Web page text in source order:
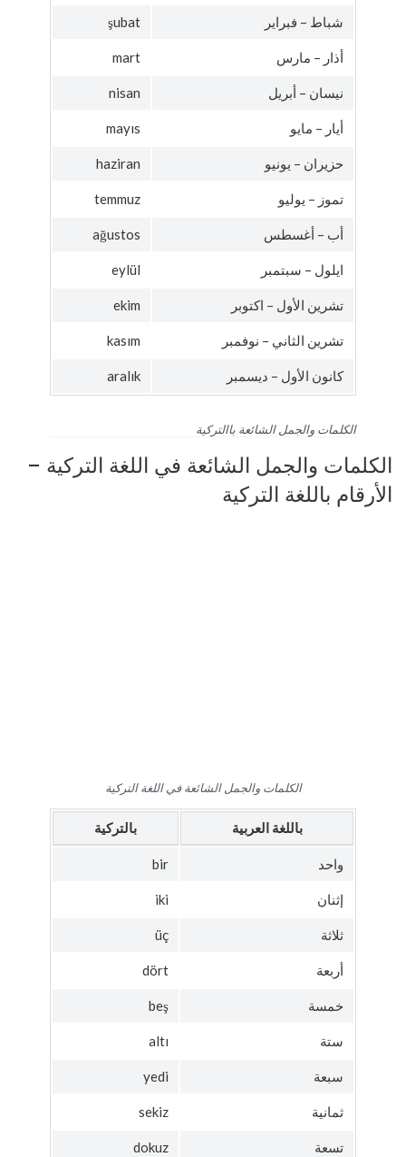
شباط – فبراير şubat
أذار – مارس mart
نيسان – أبريل nisan
أيار – مايو mayıs
حزيران – يونيو haziran
تموز – يوليو temmuz
أب – أغسطس ağustos
ايلول – سبتمبر eylül
تشرين الأول – اكتوبر ekim
تشرين الثاني – نوفمبر kasım
كانون الأول – ديسمبر aralık
الكلمات والجمل الشائعة باالتركية
الكلمات والجمل الشائعة في اللغة التركية –
الأرقام باللغة التركية
الكلمات والجمل الشائعة في اللغة التركية
باللغة العربية بالتركية
واحد bir
إثنان iki
ثلاثة üç
أربعة dört
خمسة beş
ستة altı
سبعة yedi
ثمانية sekiz
تسعة dokuz